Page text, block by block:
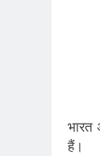
भारत
हैं।